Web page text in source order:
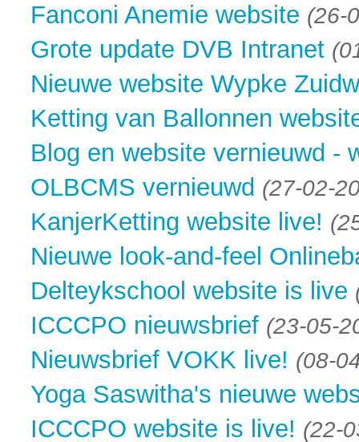
Fanconi Anemie website (26-
Grote update DVB Intranet
Nieuwe website Wypke
Ketting van Ballonnen
Blog en website vernieuwd -
OLBCMS vernieuwd (27-02-
KanjerKetting website live!
Nieuwe look-and-feel
Delteykschool website is live
ICCCPO nieuwsbrief (23-05-
Nieuwsbrief VOKK live! (08-
Yoga Saswitha's nieuwe
ICCCPO website is live! (22-